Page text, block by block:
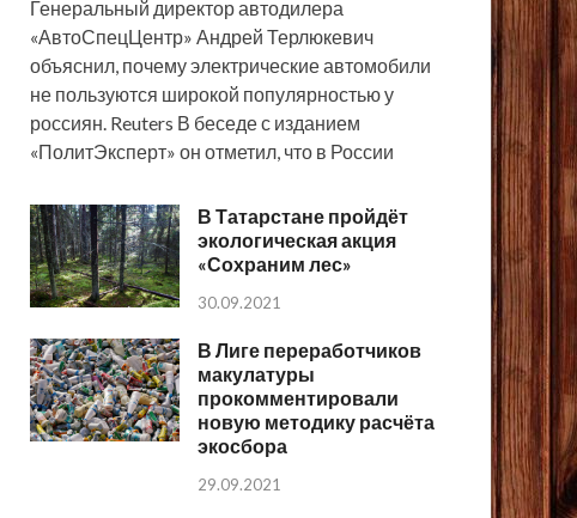
Генеральный директор автодилера
«АвтоСпецЦентр» Андрей Терлюкевич
объяснил, почему электрические автомобили
не пользуются широкой популярностью у
россиян. Reuters В беседе с изданием
«ПолитЭксперт» он отметил, что в России
В Татарстане пройдёт
экологическая акция
«Сохраним лес»
30.09.2021
В Лиге переработчиков
макулатуры
прокомментировали
новую методику расчёта
экосбора
29.09.2021